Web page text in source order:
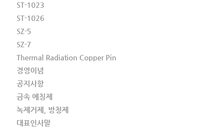
ST-1023
ST-1026
SZ-5
SZ-7
Thermal Radiation Copper Pin
경영이념
공지사항
금속 에칭제
녹제거제, 방청제
대표인사말